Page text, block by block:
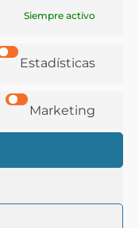
Siempre activo
Estadísticas
Marketing